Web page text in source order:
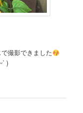
撮影できました
)